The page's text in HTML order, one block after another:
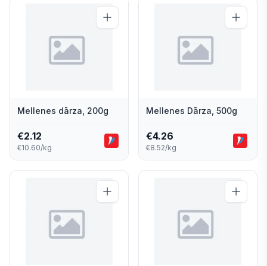
Mellenes dārza, 200g
€2.12
€10.60/kg
Mellenes Dārza, 500g
€4.26
€8.52/kg